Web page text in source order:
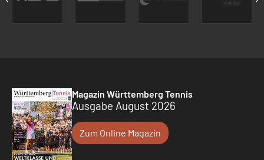
Magazin Württemberg Tennis
Ausgabe August 2026
Zum Online Magazin